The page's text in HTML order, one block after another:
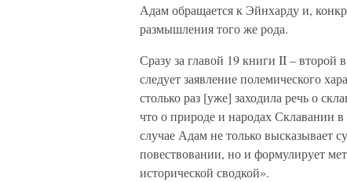
Адам обращается к Эйнхарду и,
размышления того же рода.
Сразу за главой 19 книги II –
следует заявление полемического
столько раз [уже] заходила речь о
что о природе и народах Склавании
случае Адам не только высказывает
повествовании, но и формулирует
исторической сводкой».